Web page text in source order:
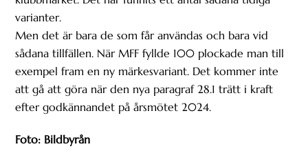
varianter.
Men det är bara de som får användas och bara vid
sådana tillfällen. När MFF fyllde 100 plockade man till
exempel fram en ny märkesvariant. Det kommer inte
att gå att göra när den nya paragraf 28.1 trätt i kraft
efter godkännandet på årsmötet 2024.
Foto: Bildbyrån